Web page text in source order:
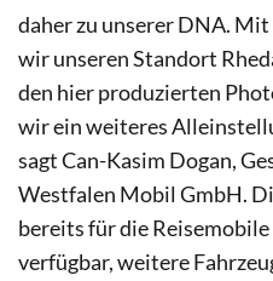
daher zu unserer DNA.
wir unseren Standort
den hier produzierten
wir ein weiteres
sagt Can-Kasim Dogan,
Westfalen Mobil GmbH.
bereits für die
verfügbar, weitere